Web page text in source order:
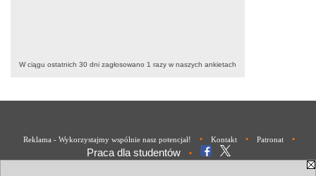
W ciągu ostatnich 30 dni zagłosowano 1 razy w naszych ankietach
Reklama - Wykorzystajmy wspólnie nasz potencjał! • Kontakt • Patronat •
Praca dla studentów •